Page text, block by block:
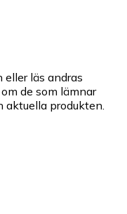
eller läs andras
de som lämnar
aktuella produkten.